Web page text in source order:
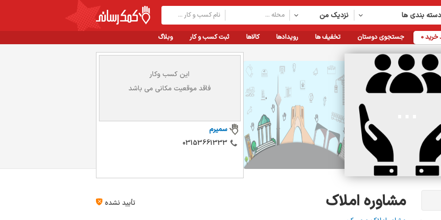
نزدیک من بندی ها
وبلاگ ثبت کسب و کار کالاها رویدادها تخفیف ها جستجوی دوستان خرید0
این کسب وکار
فاقد موقعیت مکانی می باشد
سمیرم
03153661333
مشاوره املاک
تأیید نشده